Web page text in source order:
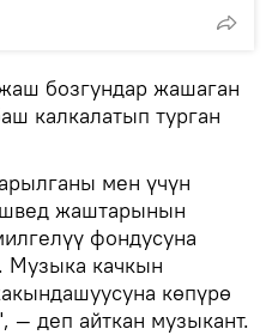
бозгундар жашаган
калкалатып турган
мен үчүн
жаштарынын
фондусуна
Музыка качкын
көпүрө
— деп айткан музыкант.